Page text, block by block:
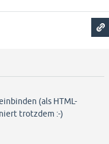
(als HTML-
trotzdem :-)